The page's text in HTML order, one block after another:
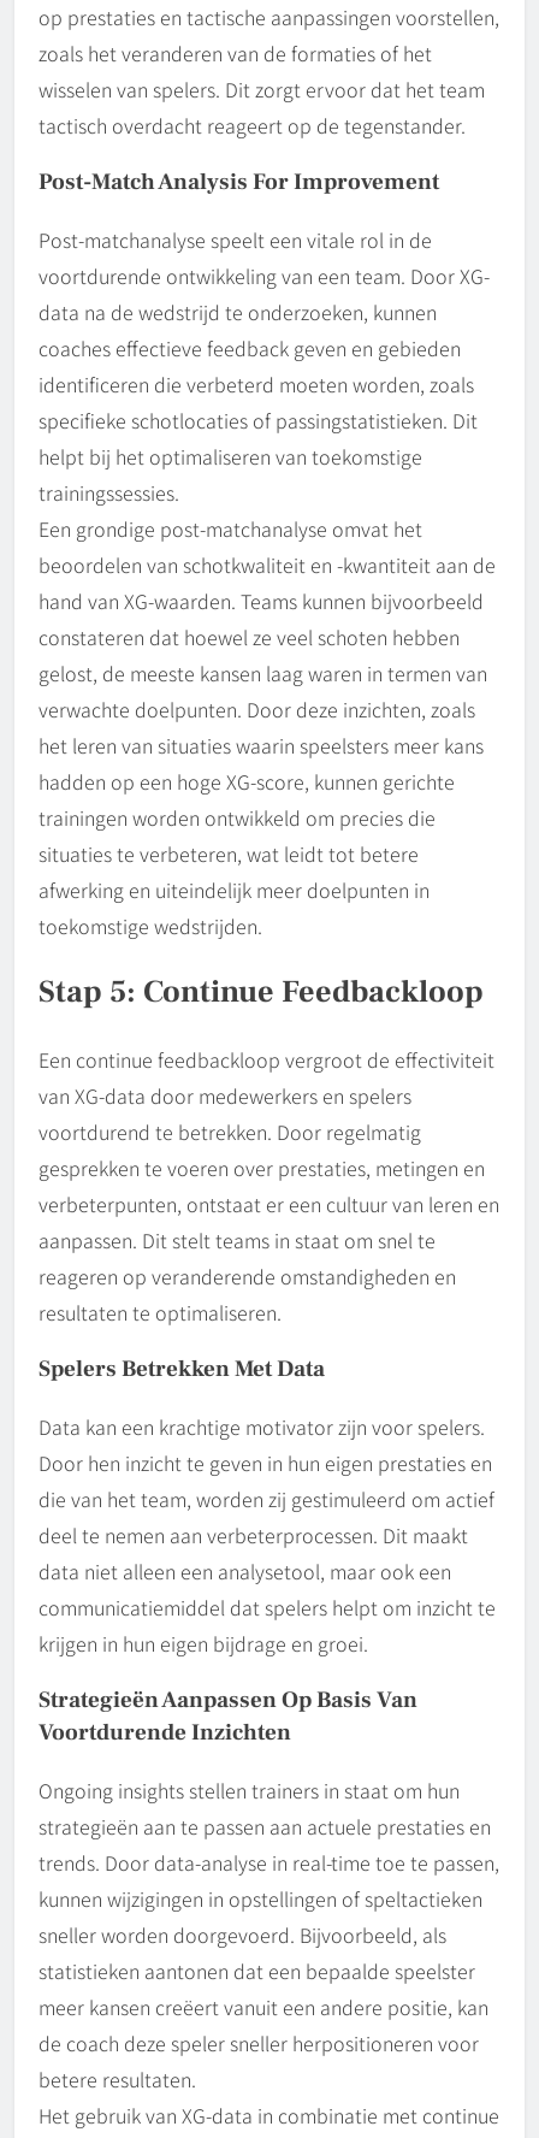
op prestaties en tactische aanpassingen voorstellen,
zoals het veranderen van de formaties of het
wisselen van spelers. Dit zorgt ervoor dat het team
tactisch overdacht reageert op de tegenstander.
Post-Match Analysis For Improvement
Post-matchanalyse speelt een vitale rol in de
voortdurende ontwikkeling van een team. Door XG-
data na de wedstrijd te onderzoeken, kunnen
coaches effectieve feedback geven en gebieden
identificeren die verbeterd moeten worden, zoals
specifieke schotlocaties of passingstatistieken. Dit
helpt bij het optimaliseren van toekomstige
trainingssessies.
Een grondige post-matchanalyse omvat het
beoordelen van schotkwaliteit en -kwantiteit aan de
hand van XG-waarden. Teams kunnen bijvoorbeeld
constateren dat hoewel ze veel schoten hebben
gelost, de meeste kansen laag waren in termen van
verwachte doelpunten. Door deze inzichten, zoals
het leren van situaties waarin speelsters meer kans
hadden op een hoge XG-score, kunnen gerichte
trainingen worden ontwikkeld om precies die
situaties te verbeteren, wat leidt tot betere
afwerking en uiteindelijk meer doelpunten in
toekomstige wedstrijden.
Stap 5: Continue Feedbackloop
Een continue feedbackloop vergroot de effectiviteit
van XG-data door medewerkers en spelers
voortdurend te betrekken. Door regelmatig
gesprekken te voeren over prestaties, metingen en
verbeterpunten, ontstaat er een cultuur van leren en
aanpassen. Dit stelt teams in staat om snel te
reageren op veranderende omstandigheden en
resultaten te optimaliseren.
Spelers Betrekken Met Data
Data kan een krachtige motivator zijn voor spelers.
Door hen inzicht te geven in hun eigen prestaties en
die van het team, worden zij gestimuleerd om actief
deel te nemen aan verbeterprocessen. Dit maakt
data niet alleen een analysetool, maar ook een
communicatiemiddel dat spelers helpt om inzicht te
krijgen in hun eigen bijdrage en groei.
Strategieën Aanpassen Op Basis Van
Voortdurende Inzichten
Ongoing insights stellen trainers in staat om hun
strategieën aan te passen aan actuele prestaties en
trends. Door data-analyse in real-time toe te passen,
kunnen wijzigingen in opstellingen of speltactieken
sneller worden doorgevoerd. Bijvoorbeeld, als
statistieken aantonen dat een bepaalde speelster
meer kansen creëert vanuit een andere positie, kan
de coach deze speler sneller herpositioneren voor
betere resultaten.
Het gebruik van XG-data in combinatie met continue